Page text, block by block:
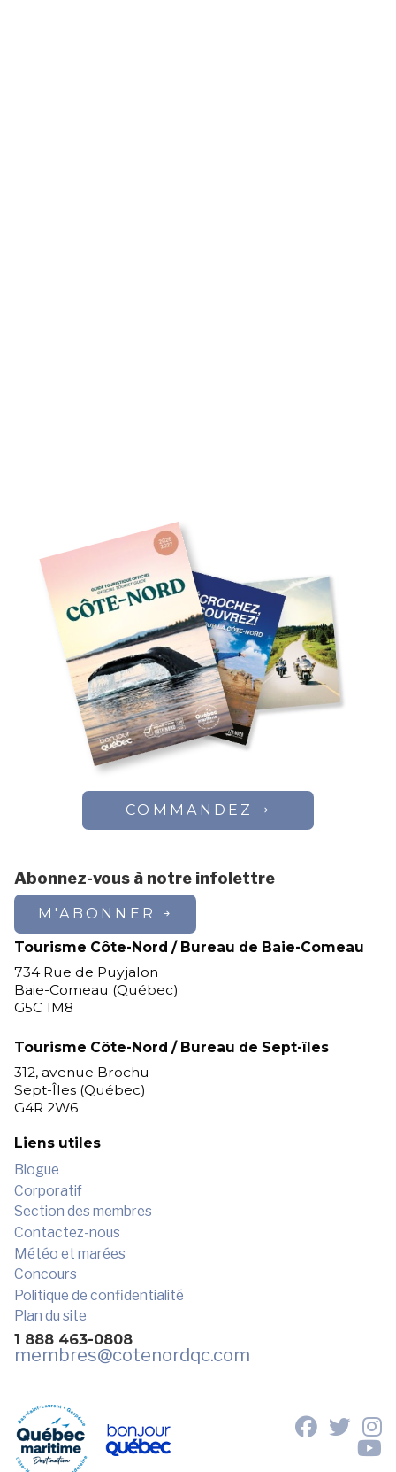
COMMANDEZ
Abonnez-vous à notre infolettre
M'ABONNER
Tourisme Côte-Nord / Bureau de Baie-Comeau
734 Rue de Puyjalon
Baie-Comeau (Québec)
G5C 1M8
Tourisme Côte-Nord / Bureau de Sept-îles
312, avenue Brochu
Sept-Îles (Québec)
G4R 2W6
Liens utiles
Blogue
Corporatif
Section des membres
Contactez-nous
Météo et marées
Concours
Politique de confidentialité
Plan du site
1 888 463-0808
membres@cotenordqc.com